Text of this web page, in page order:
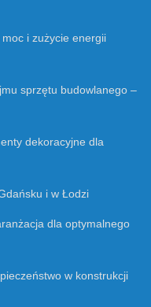
i zużycie energii
sprzętu budowlanego –
dekoracyjne dla
i w Łodzi
dla optymalnego
w konstrukcji